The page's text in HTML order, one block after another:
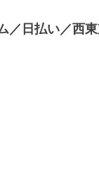
／日払い／西